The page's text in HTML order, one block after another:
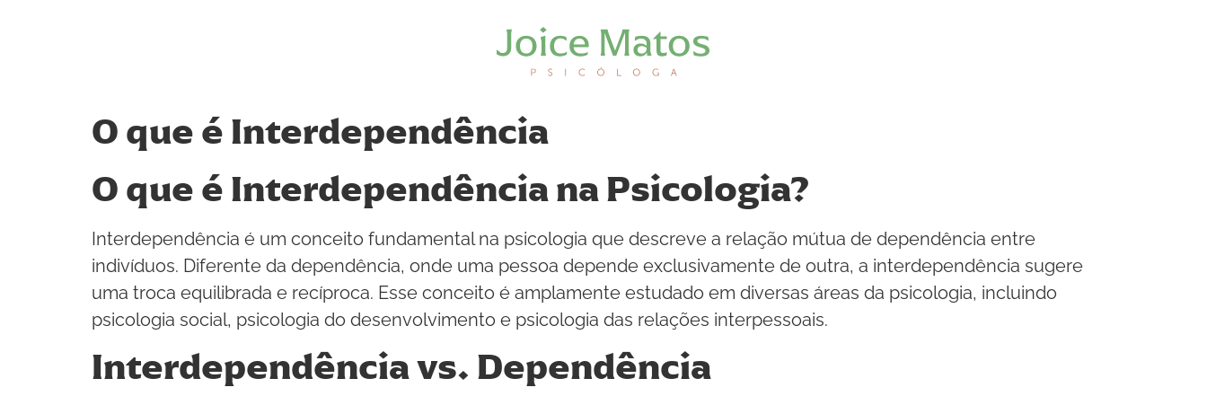
O que é Interdependência
O que é Interdependência na Psicologia?
Interdependência é um conceito fundamental na psicologia que descreve a relação mútua de dependência entre
indivíduos. Diferente da dependência, onde uma pessoa depende exclusivamente de outra, a interdependência sugere
uma troca equilibrada e recíproca. Esse conceito é amplamente estudado em diversas áreas da psicologia, incluindo
psicologia social, psicologia do desenvolvimento e psicologia das relações interpessoais.
Interdependência vs. Dependência